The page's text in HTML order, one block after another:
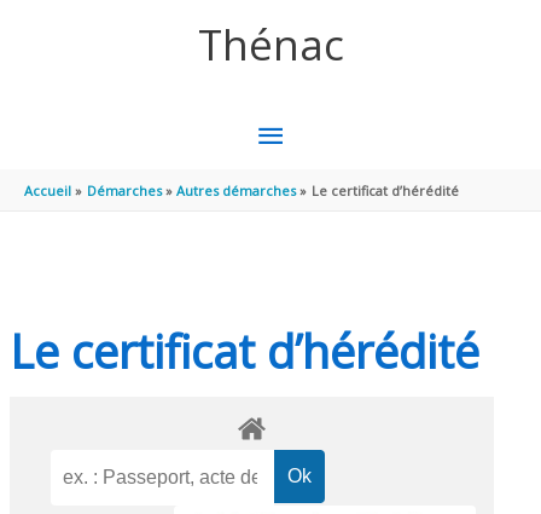
Thénac
MENU
PRINCIPAL
Accueil Démarches Autres démarches Le certificat d’hérédité
Le certificat d’hérédité